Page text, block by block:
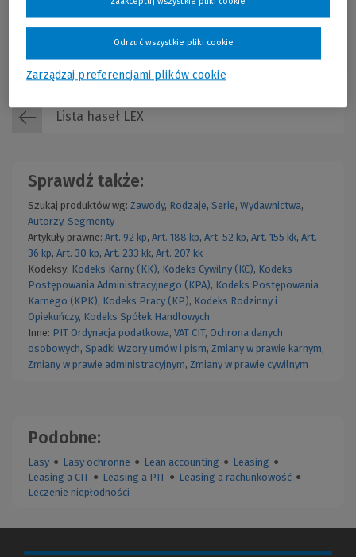
omówienie wszystkich zagadnień dotyczących zawodu
lekarza i lekarza dentysty, uwzględniając najnowszy stan
prawny.
Najniższa cena z 30 dni przed obniżką:
KAM-2595 W01P01
Lista haseł LEX
Sprawdź także:
Szukaj produktów wg: Zawody, Rodzaje, Serie, Wydawnictwa,
Autorzy, Segmenty
Artykuły prawne: Art. 92 kp, Art. 188 kp, Art. 52 kp, Art. 155 kk, Art.
36 kp, Art. 30 kp, Art. 233 kk, Art. 207 kk
Kodeksy: Kodeks Karny (KK), Kodeks Cywilny (KC), Kodeks
Postępowania Administracyjnego (KPA), Kodeks Postępowania
Karnego (KPK), Kodeks Pracy (KP), Kodeks Rodzinny i
Opiekuńczy, Kodeks Spółek Handlowych
Inne: PIT Ordynacja podatkowa, VAT CIT, Ochrona danych
osobowych, Spadki Wzory umów i pism, Zmiany w prawie karnym,
Zmiany w prawie administracyjnym, Zmiany w prawie cywilnym
Podobne:
Lasy ● Lasy ochronne ● Lean accounting ● Leasing ●
Leasing a CIT ● Leasing a PIT ● Leasing a rachunkowość ●
Leczenie niepłodności
Zarządzaj preferencjami plików cookie
Odrzuć wszystkie pliki cookie